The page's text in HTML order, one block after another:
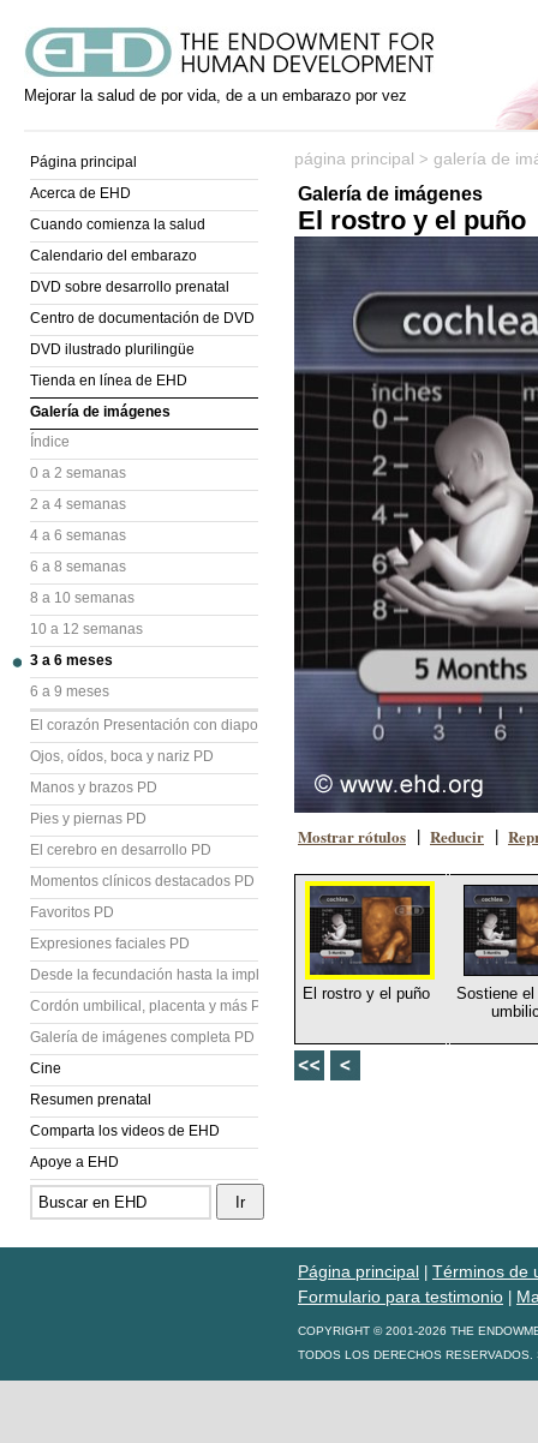
Mejorar la salud de por vida, de a un embarazo por vez
Página principal
Acerca de EHD
Cuando comienza la salud
Calendario del embarazo
DVD sobre desarrollo prenatal
Centro de documentación de DVD
DVD ilustrado plurilingüe
Tienda en línea de EHD
Galería de imágenes
Índice
0 a 2 semanas
2 a 4 semanas
4 a 6 semanas
6 a 8 semanas
8 a 10 semanas
10 a 12 semanas
3 a 6 meses
6 a 9 meses
El corazón Presentación con diapositivas (PD)
Ojos, oídos, boca y nariz PD
Manos y brazos PD
Pies y piernas PD
El cerebro en desarrollo PD
Momentos clínicos destacados PD
Favoritos PD
Expresiones faciales PD
Desde la fecundación hasta la implantación PD
Cordón umbilical, placenta y más PD
Galería de imágenes completa PD
Cine
Resumen prenatal
Comparta los videos de EHD
Apoye a EHD
página principal > galería de
Galería de imágenes
El rostro y el puño
Mostrar rótulos Reducir
El rostro y el puño
Sostiene el
Página principal
Términos de
Formulario para testimonio
COPYRIGHT © 2001-2026 THE
TODOS LOS DERECHOS